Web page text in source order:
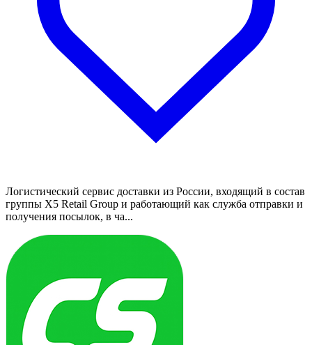
Логистический сервис доставки из России, входящий в состав
группы X5 Retail Group и работающий как служба отправки и
получения посылок, в ча...